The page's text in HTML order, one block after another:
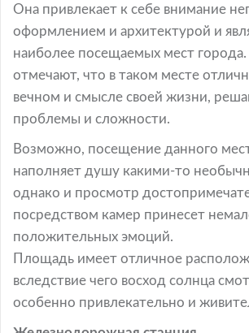
Она привлекает к себе внимание
оформлением и архитектурой и
наиболее посещаемых мест
отмечают, что в таком месте
вечном и смысле своей жизни,
проблемы и сложности.
Возможно, посещение данного
наполняет душу какими-то
однако и просмотр
посредством камер принесет
положительных эмоций.
Площадь имеет отличное
вследствие чего восход солнца
особенно привлекательно и